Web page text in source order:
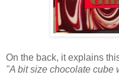
On the back, it explains
"A bit size chocolate cube